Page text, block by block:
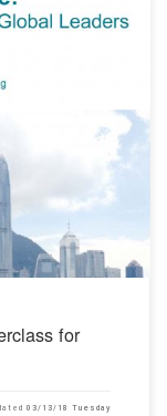
for
03/13/18 Tuesday